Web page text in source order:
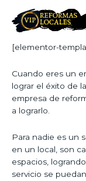
[elementor-
Cuando eres un
lograr el éxito de
empresa de
a lograrlo.
Para nadie es un
en un local, son
espacios,
servicio se